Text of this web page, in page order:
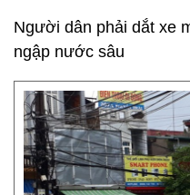
Người dân phải dắt xe
ngập nước sâu